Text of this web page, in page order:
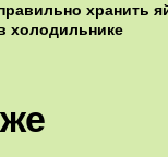
хранить
холодильнике